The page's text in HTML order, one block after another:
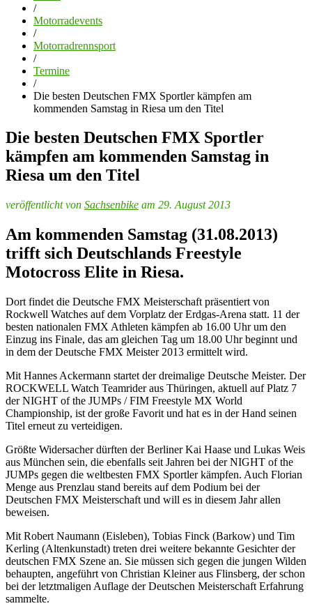
/
Motorradevents
/
Motorradrennsport
/
Termine
/
Die besten Deutschen FMX Sportler kämpfen am
kommenden Samstag in Riesa um den Titel
Die besten Deutschen FMX Sportler
kämpfen am kommenden Samstag in
Riesa um den Titel
veröffentlicht von Sachsenbike am 29. August 2013
Am kommenden Samstag (31.08.2013)
trifft sich Deutschlands Freestyle
Motocross Elite in Riesa.
Dort findet die Deutsche FMX Meisterschaft präsentiert von
Rockwell Watches auf dem Vorplatz der Erdgas-Arena statt. 11 der
besten nationalen FMX Athleten kämpfen ab 16.00 Uhr um den
Einzug ins Finale, das am gleichen Tag um 18.00 Uhr beginnt und
in dem der Deutsche FMX Meister 2013 ermittelt wird.
Mit Hannes Ackermann startet der dreimalige Deutsche Meister. Der
ROCKWELL Watch Teamrider aus Thüringen, aktuell auf Platz 7
der NIGHT of the JUMPs / FIM Freestyle MX World
Championship, ist der große Favorit und hat es in der Hand seinen
Titel erneut zu verteidigen.
Größte Widersacher dürften der Berliner Kai Haase und Lukas Weis
aus München sein, die ebenfalls seit Jahren bei der NIGHT of the
JUMPs gegen die weltbesten FMX Sportler kämpfen. Auch Florian
Menge aus Prenzlau stand bereits auf dem Podium bei der
Deutschen FMX Meisterschaft und will es in diesem Jahr allen
beweisen.
Mit Robert Naumann (Eisleben), Tobias Finck (Barkow) und Tim
Kerling (Altenkunstadt) treten drei weitere bekannte Gesichter der
deutschen FMX Szene an. Sie müssen sich gegen die jungen Wilden
behaupten, angeführt von Christian Kleiner aus Flinsberg, der schon
bei der letztmaligen Auflage der Deutschen Meisterschaft Erfahrung
sammelte.